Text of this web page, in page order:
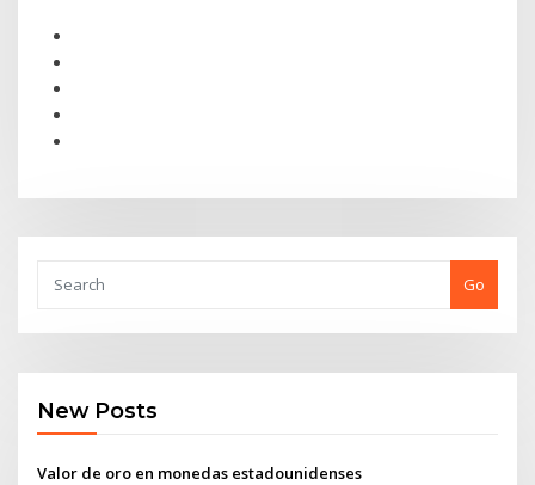
Go
New Posts
Valor de oro en monedas estadounidenses